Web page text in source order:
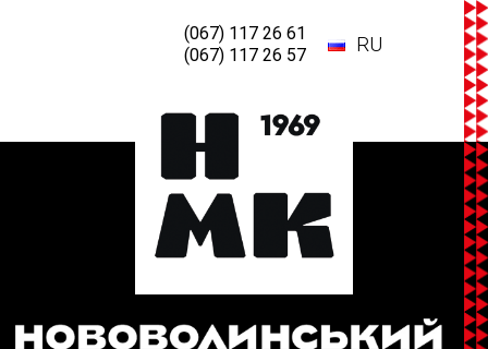
(067) 117 26 61
(067) 117 26 57
RU